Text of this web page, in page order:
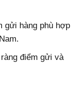
gửi hàng phù hợp
điểm gửi và